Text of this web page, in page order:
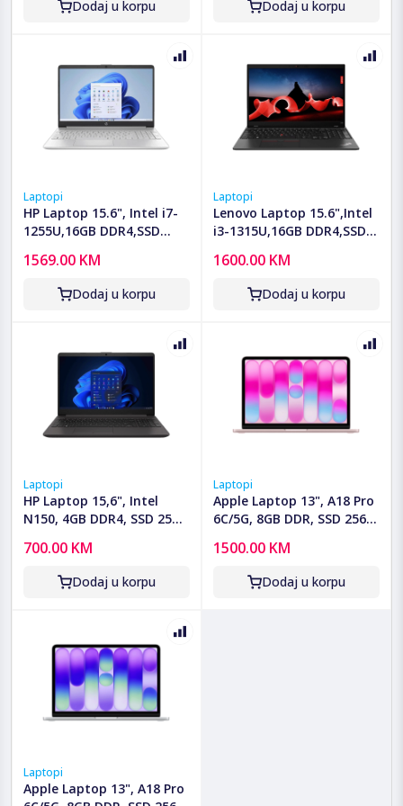
Dodaj u korpu Dodaj u korpu
Laptopi
HP Laptop 15.6", Intel i7-
1255U,16GB DDR4,SSD
15-fd0107d; A9PE7UA
1569.00 KM
Dodaj u korpu
Laptopi
Lenovo Laptop 15.6",Intel
i3-1315U,16GB DDR4,SSD
21H4SCVL00
1600.00 KM
Dodaj u korpu
Laptopi
HP Laptop 15,6", Intel
N150, 4GB DDR4, SSD 256
C7VB3ET
700.00 KM
Dodaj u korpu
Laptopi
Apple Laptop 13", A18 Pro
6C/5G, 8GB DDR, SSD 256
2026; Blush
1500.00 KM
Dodaj u korpu
Laptopi
Apple Laptop 13", A18 Pro